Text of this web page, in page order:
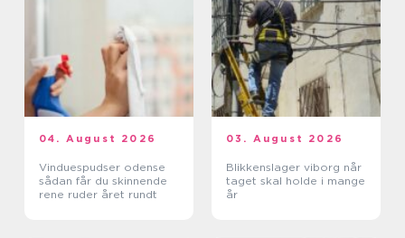
04. August 2026
Vinduespudser odense
sådan får du skinnende
rene ruder året rundt
03. August 2026
Blikkenslager viborg når
taget skal holde i mange
år